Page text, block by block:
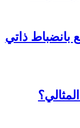
بانضباط ذاتي